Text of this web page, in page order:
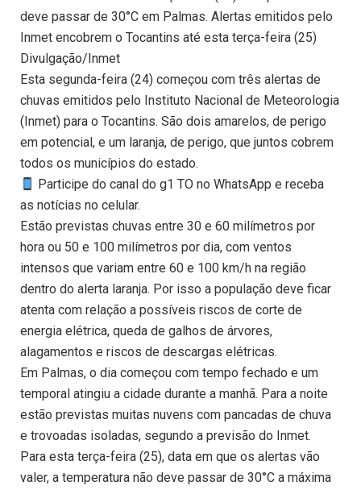
deve passar de 30°C em Palmas. Alertas emitidos pelo
Inmet encobrem o Tocantins até esta terça-feira (25)
Divulgação/Inmet
Esta segunda-feira (24) começou com três alertas de
chuvas emitidos pelo Instituto Nacional de Meteorologia
(Inmet) para o Tocantins. São dois amarelos, de perigo
em potencial, e um laranja, de perigo, que juntos cobrem
todos os municípios do estado.
Participe do canal do g1 TO no WhatsApp e receba
as notícias no celular.
Estão previstas chuvas entre 30 e 60 milímetros por
hora ou 50 e 100 milímetros por dia, com ventos
intensos que variam entre 60 e 100 km/h na região
dentro do alerta laranja. Por isso a população deve ficar
atenta com relação a possíveis riscos de corte de
energia elétrica, queda de galhos de árvores,
alagamentos e riscos de descargas elétricas.
Em Palmas, o dia começou com tempo fechado e um
temporal atingiu a cidade durante a manhã. Para a noite
estão previstas muitas nuvens com pancadas de chuva
e trovoadas isoladas, segundo a previsão do Inmet.
Para esta terça-feira (25), data em que os alertas vão
valer, a temperatura não deve passar de 30°C a máxima